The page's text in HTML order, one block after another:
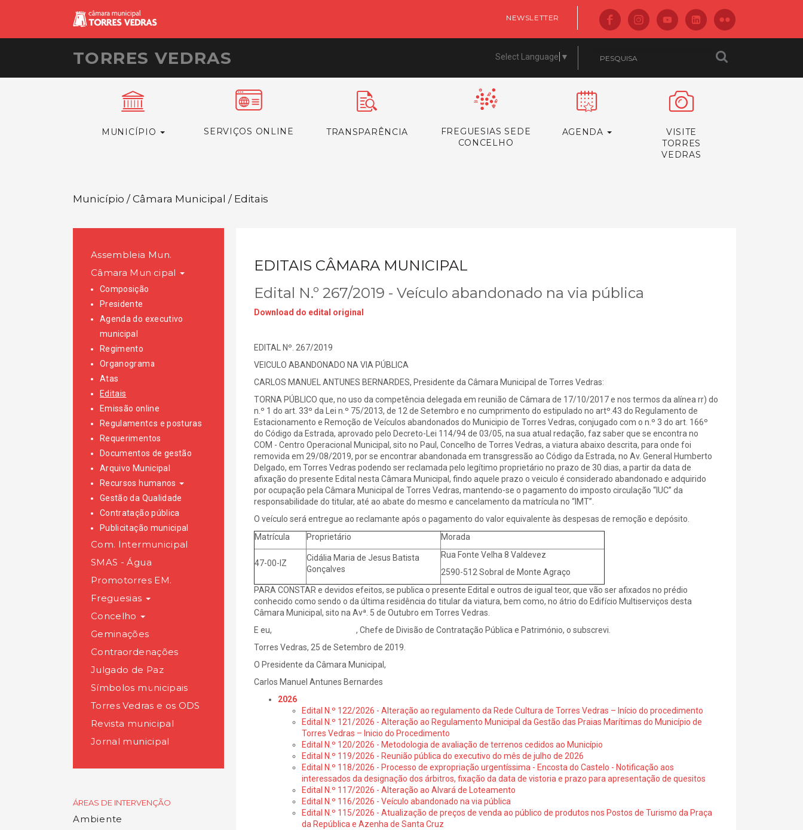
NEWSLETTER
TORRES VEDRAS Select Language ▼
MUNICÍPIO SERVIÇOS ONLINE TRANSPARÊNCIA
FREGUESIAS SEDE
CONCELHO
AGENDA
VISITE
TORRES
VEDRAS
Município / Câmara Municipal / Editais
Assembleia Mun.
Câmara Municipal
Composição
Presidente
Agenda do executivo
municipal
Regimento
Organograma
Atas
Editais
Emissão online
Regulamentos e posturas
Requerimentos
Documentos de gestão
Arquivo Municipal
Recursos humanos
Gestão da Qualidade
Contratação pública
Publicitação municipal
Com. Intermunicipal
SMAS - Água
Promotorres EM.
Freguesias
Concelho
Geminações
Contraordenações
Julgado de Paz
Símbolos municipais
Torres Vedras e os ODS
Revista municipal
Jornal municipal
ÁREAS DE INTERVENÇÃO
Ambiente
EDITAIS CÂMARA MUNICIPAL
Edital N.º 267/2019 - Veículo abandonado na via pública
Download do edital original
EDITAL Nº. 267/2019
VEICULO ABANDONADO NA VIA PÚBLICA
CARLOS MANUEL ANTUNES BERNARDES, Presidente da Câmara Municipal de Torres Vedras:
TORNA PÚBLICO que, no uso da competência delegada em reunião de Câmara de 17/10/2017 e nos termos da alínea rr) do
n.º 1 do art. 33º da Lei n.º 75/2013, de 12 de Setembro e no cumprimento do estipulado no artº.43 do Regulamento de
Estacionamento e Remoção de Veículos abandonados do Municipio de Torres Vedras, conjugado com o n.º 3 do art. 166º
do Código da Estrada, aprovado pelo Decreto-Lei 114/94 de 03/05, na sua atual redação, faz saber que se encontra no
COM - Centro Operacional Municipal, sito no Paul, Concelho de Torres Vedras, a viatura abaixo descrita, para onde foi
removida em 29/08/2019, por se encontrar abandonada em transgressão ao Código da Estrada, no Av. General Humberto
Delgado, em Torres Vedras podendo ser reclamada pelo legítimo proprietário no prazo de 30 dias, a partir da data de
afixação do presente Edital nesta Câmara Municipal, findo aquele prazo o veiculo é considerado abandonado e adquirido
por ocupação pela Câmara Municipal de Torres Vedras, mantendo-se o pagamento do imposto circulação “IUC” da
responsabilidade do titular, até ao abate do mesmo e cancelamento da matrícula no “IMT”.
O veículo será entregue ao reclamante após o pagamento do valor equivalente às despesas de remoção e depósito.
Matrícula
Proprietário Morada
47-00-IZ
Cidália Maria de Jesus Batista
Gonçalves
Rua Fonte Velha 8 Valdevez
2590-512 Sobral de Monte Agraço
PARA CONSTAR e devidos efeitos, se publica o presente Edital e outros de igual teor, que vão ser afixados no prédio
conhecido como sendo o da última residência do titular da viatura, bem como, no átrio do Edifício Multiserviços desta
Câmara Municipal, sito na Avª. 5 de Outubro em Torres Vedras.
E eu, , Chefe de Divisão de Contratação Pública e Património, o subscrevi.
Torres Vedras, 25 de Setembro de 2019.
O Presidente da Câmara Municipal,
Carlos Manuel Antunes Bernardes
2026
Edital N.º 122/2026 - Alteração ao regulamento da Rede Cultura de Torres Vedras – Início do procedimento
Edital N.º 121/2026 - Alteração ao Regulamento Municipal da Gestão das Praias Marítimas do Município de
Torres Vedras – Inicio do Procedimento
Edital N.º 120/2026 - Metodologia de avaliação de terrenos cedidos ao Município
Edital N.º 119/2026 - Reunião pública do executivo do mês de julho de 2026
Edital N.º 118/2026 - Processo de expropriação urgentíssima - Encosta do Castelo - Notificação aos
interessados da designação dos árbitros, fixação da data de vistoria e prazo para apresentação de quesitos
Edital N.º 117/2026 - Alteração ao Alvará de Loteamento
Edital N.º 116/2026 - Veículo abandonado na via pública
Edital N.º 115/2026 - Atualização de preços de venda ao público de produtos nos Postos de Turismo da Praça
da República e Azenha de Santa Cruz